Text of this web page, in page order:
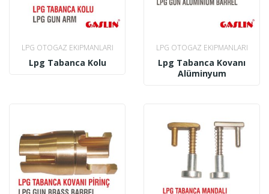
LPG OTOGAZ EKIPMANLARI
Lpg Tabanca Kolu
LPG OTOGAZ EKIPMANLARI
Lpg Tabanca Kovanı
Alüminyum